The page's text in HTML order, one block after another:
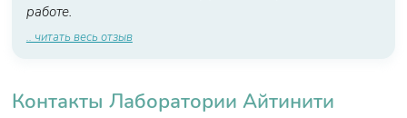
работе.
.. читать весь отзыв
Контакты Лаборатории Айтинити